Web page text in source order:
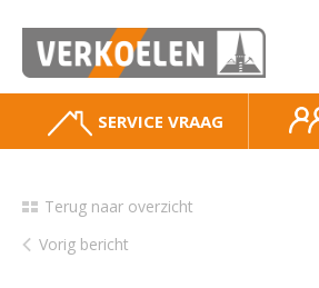
SERVICE VRAAG
Terug naar overzicht
Vorig bericht